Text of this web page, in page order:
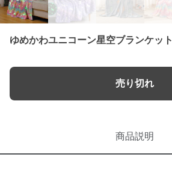
ゆめかわユニコーン星空ブランケット
売り切れ
商品説明